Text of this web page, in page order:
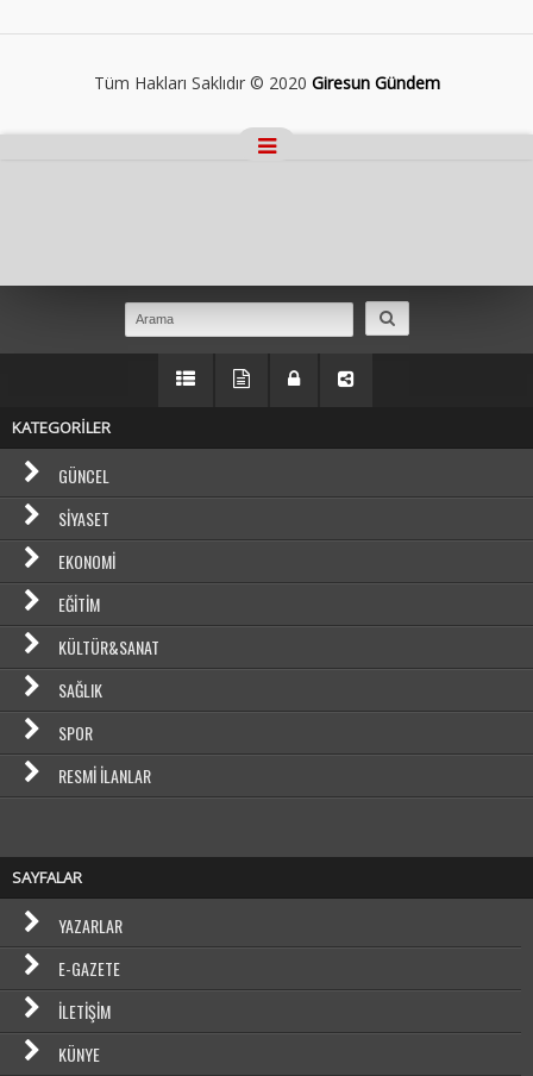
Tüm Hakları Saklıdır © 2020 Giresun Gündem
KATEGORİLER
GÜNCEL
SIYASET
EKONOMI
EĞITIM
KÜLTÜR&SANAT
SAĞLIK
SPOR
RESMI İLANLAR
SAYFALAR
YAZARLAR
E-GAZETE
İLETIŞIM
KÜNYE